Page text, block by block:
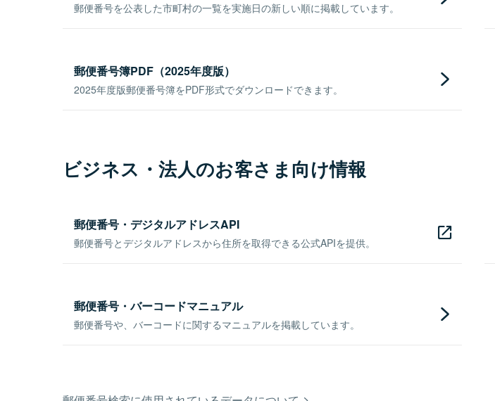
郵便番号を公表した市町村の一覧を実施日の新しい順に掲載しています。
郵便番号簿PDF（2025年度版）
2025年度版郵便番号簿をPDF形式でダウンロードできます。
ビジネス・法人のお客さま向け情報
郵便番号・デジタルアドレスAPI
郵便番号とデジタルアドレスから住所を取得できる公式APIを提供。
郵便番号・バーコードマニュアル
郵便番号や、バーコードに関するマニュアルを掲載しています。